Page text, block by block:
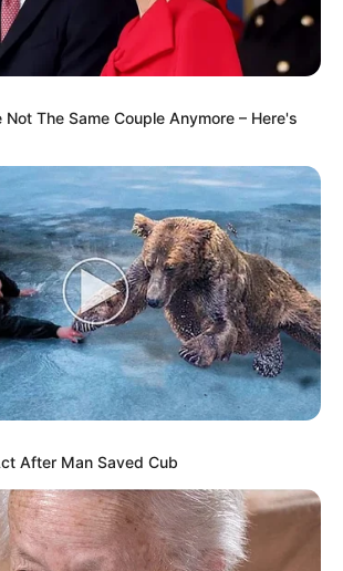
Not The Same Couple Anymore – Here's
After Man Saved Cub